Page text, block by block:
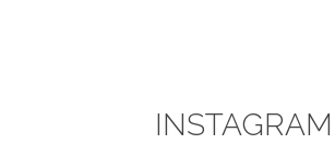
INSTAGRAM